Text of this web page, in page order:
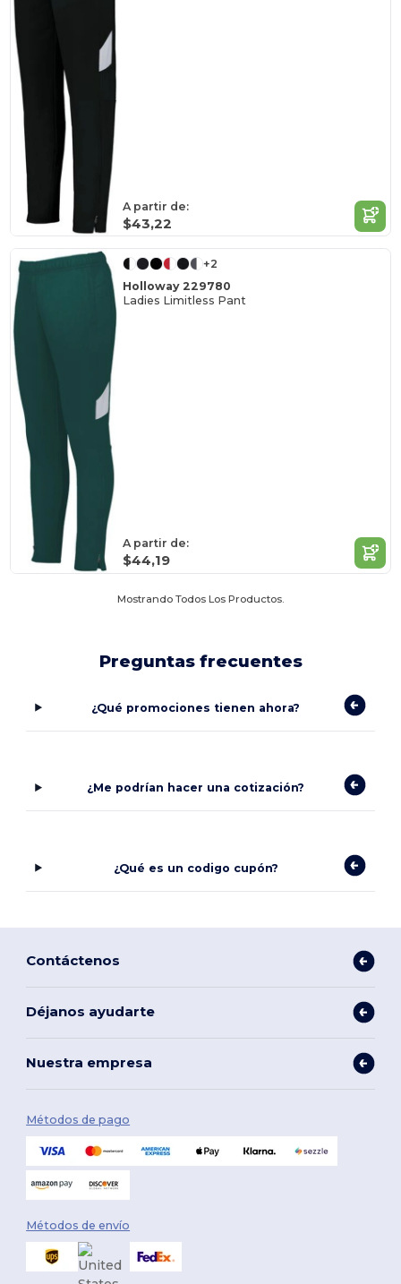
A partir de:
$43,22
+2
Holloway 229780
Ladies Limitless Pant
A partir de:
$44,19
Mostrando Todos Los Productos.
Preguntas frecuentes
¿Qué promociones tienen ahora?
¿Me podrían hacer una cotización?
¿Qué es un codigo cupón?
Contáctenos
Déjanos ayudarte
Nuestra empresa
Métodos de pago
Métodos de envío